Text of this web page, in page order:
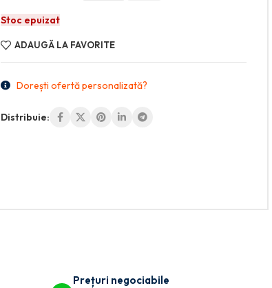
Stoc epuizat
ADAUGĂ LA FAVORITE
Dorești ofertă personalizată?
Distribuie:
Prețuri negociabile